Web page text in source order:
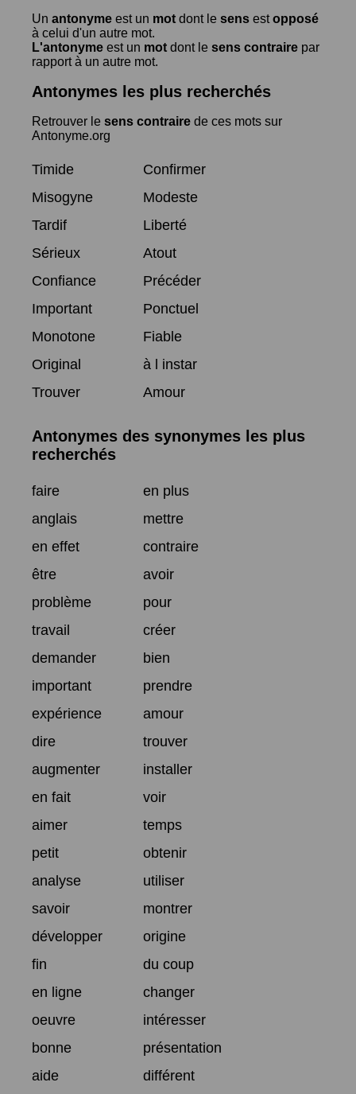
Un antonyme est un mot dont le sens estopposé
à celui d'un autre mot.
L'antonyme est un mot dont le sens contraire par
rapport à un autre mot.
Antonymes les plus recherchés
Retrouver le sens contraire de ces mots sur
Antonyme.org
Timide
Confirmer
Misogyne
Modeste
Tardif
Liberté
Sérieux
Atout
Confiance
Précéder
Important
Ponctuel
Monotone
Fiable
Original
à l instar
Trouver
Amour
Antonymes des synonymes les plus
recherchés
faire
en plus
anglais
mettre
en effet
contraire
être
avoir
problème
pour
travail
créer
demander
bien
important
prendre
expérience
amour
dire
trouver
augmenter
installer
en fait
voir
aimer
temps
petit
obtenir
analyse
utiliser
savoir
montrer
développer
origine
fin
du coup
en ligne
changer
oeuvre
intéresser
bonne
présentation
aide
différent